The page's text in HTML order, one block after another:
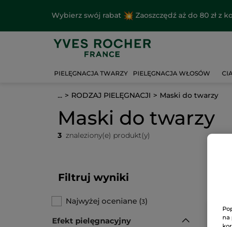
Wybierz swój rabat Zaoszczędź aż do 80 zł z
PIELĘGNACJA TWARZY PIELĘGNACJA WŁOSÓW
... RODZAJ PIELĘGNACJI Maski do twarzy
Maski do twarzy
3 znaleziony(e) produkt(y)
Filtruj wyniki
Najwyżej oceniane (3)
Efekt pielęgnacyjny
na